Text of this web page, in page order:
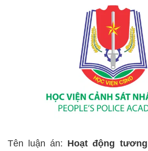
Tên luận án: Hoạt động